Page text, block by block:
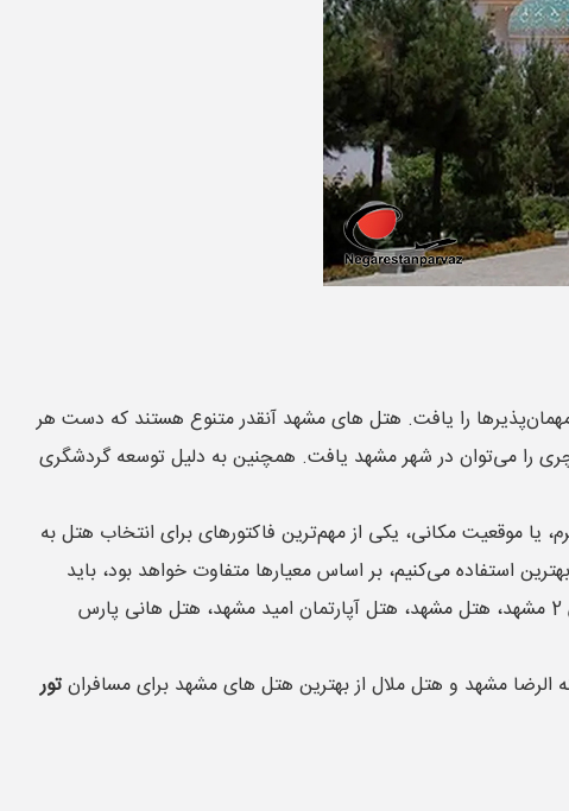
را یافت. هتل های مشهد آنقدر متنوع هستند که دست هر
را می‌توان در شهر مشهد یافت. همچنین به دلیل توسعه گردشگری
یا موقعیت مکانی، یکی از مهم‌ترین فاکتورهای برای انتخاب هتل به
استفاده می‌کنیم، بر اساس معیارها متفاوت خواهد بود، باید
بگوییم که اگر منظور مسافر از بهترین هتل های مشهد، از نظر موقعیت مکانی باشد، هتل‌های بسیاری را می‌توان را نام برد. هتل الماس 2 مشهد، هتل مشهد، هتل آپارتمان امید مشهد، هتل هانی پارس
تور